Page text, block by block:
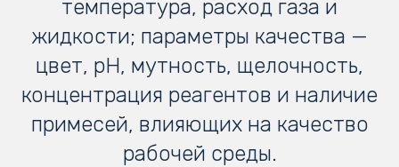
температура, расход газа и
жидкости; параметры качества —
цвет, pH, мутность, щелочность,
концентрация реагентов и наличие
примесей, влияющих на качество
рабочей среды.